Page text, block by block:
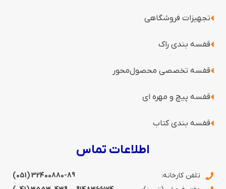
تجهیزات فروشگاهی
قفسه بندی راک
قفسه‌ تخصصی محصول‌محور
قفسه پیچ و مهره ای
قفسه‌ بندی کتاب
اطلاعات تماس
تلفن کارخانه:
(051) 32400880-89